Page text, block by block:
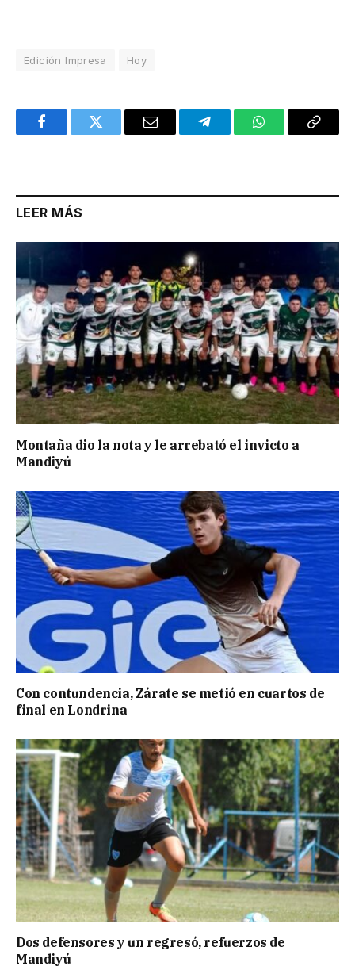
Edición Impresa Hoy
FacebookTwitter Email TelegramWhatsAppCopy
LEER MÁS
Montaña dio la nota y le arrebató el invicto a
Mandiyú
Con contundencia, Zárate se metió en cuartos de
final en Londrina
Dos defensores y un regresó, refuerzos de
Mandiyú